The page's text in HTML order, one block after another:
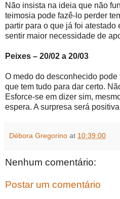
Não insista na ideia que não
teimosia pode fazê-lo perder
partir para o que já foi atestado
sentir maior necessidade de
Peixes – 20/02 a 20/03
O medo do desconhecido
que tem tudo para dar certo.
Esforce-se em dizer sim,
espera. A surpresa será
Débora Gregorino at 10:39:00
Nenhum comentário:
Postar um comentário